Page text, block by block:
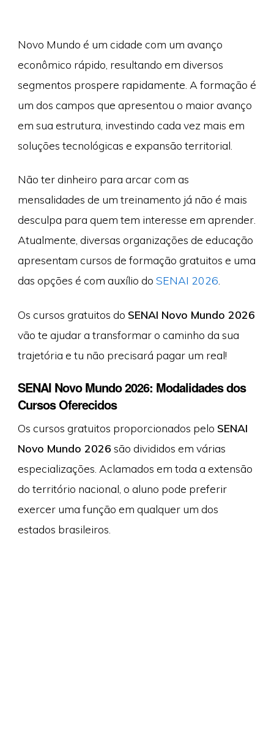
Novo Mundo é um cidade com um avanço
econômico rápido, resultando em diversos
segmentos prospere rapidamente. A formação é
um dos campos que apresentou o maior avanço
em sua estrutura, investindo cada vez mais em
soluções tecnológicas e expansão territorial.
Não ter dinheiro para arcar com as
mensalidades de um treinamento já não é mais
desculpa para quem tem interesse em aprender.
Atualmente, diversas organizações de educação
apresentam cursos de formação gratuitos e uma
das opções é com auxílio do SENAI 2026
Os cursos gratuitos do SENAI Novo Mundo 2026
vão te ajudar a transformar o caminho da sua
trajetória e tu não precisará pagar um real!
SENAI Novo Mundo 2026: Modalidades dos
Cursos Oferecidos
Os cursos gratuitos proporcionados pelo SENAI
Novo Mundo 2026 são divididos em várias
especializações. Aclamados em toda a extensão
do território nacional, o aluno pode preferir
exercer uma função em qualquer um dos
estados brasileiros.